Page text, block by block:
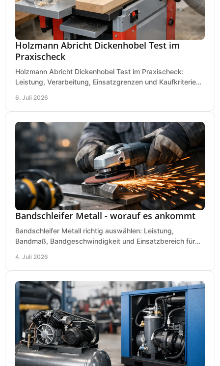
Holzmann Abricht Dickenhobel Test im
Praxischeck
Holzmann Abricht Dickenhobel Test im Praxischeck:
Leistung, Verarbeitung, Einsatzgrenzen und Kaufkriterien
6. Juli 2026
Bandschleifer Metall - worauf es ankommt
Bandschleifer Metall richtig auswählen: Leistung,
Bandmaß, Bandgeschwindigkeit und Einsatzbereich für
4. Juli 2026